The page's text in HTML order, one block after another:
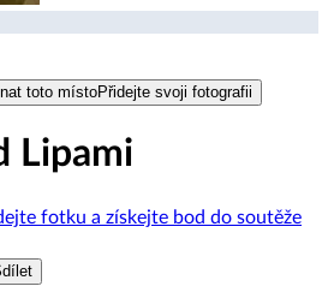
toto místoPřidejte svoji fotografii
Lipami
fotku a získejte bod do soutěže